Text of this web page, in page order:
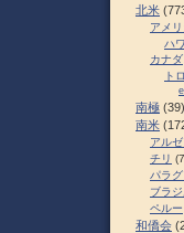
北米
アメリ
ハ
カナダ
ト
南極 (39)
南米
アル
チリ
パラグ
ブラ
ペルー
和僑会